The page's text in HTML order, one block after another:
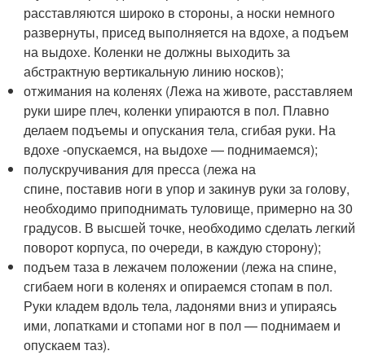
расставляются широко в стороны, а носки немного
развернуты, присед выполняется на вдохе, а подъем
на выдохе. Коленки не должны выходить за
абстрактную вертикальную линию носков);
отжимания на коленях (Лежа на животе, расставляем
руки шире плеч, коленки упираются в пол. Плавно
делаем подъемы и опускания тела, сгибая руки. На
вдохе -опускаемся, на выдохе — поднимаемся);
полускручивания для пресса (лежа на
спине, поставив ноги в упор и закинув руки за голову,
необходимо приподнимать туловище, примерно на 30
градусов. В высшей точке, необходимо сделать легкий
поворот корпуса, по очереди, в каждую сторону);
подъем таза в лежачем положении (лежа на спине,
сгибаем ноги в коленях и опираемся стопам в пол.
Руки кладем вдоль тела, ладонями вниз и упираясь
ими, лопатками и стопами ног в пол — поднимаем и
опускаем таз).